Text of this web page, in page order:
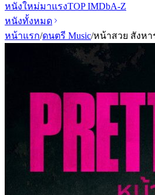
หนังใหม่มาแรงTOP IMDbA-Z
หนังทั้งหมด
หน้าแรก/ดนตรี Music/หน้าสวย สังหาร